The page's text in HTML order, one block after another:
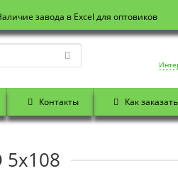
завода в Excel для оптовиков
Контакты Как заказать
5x108